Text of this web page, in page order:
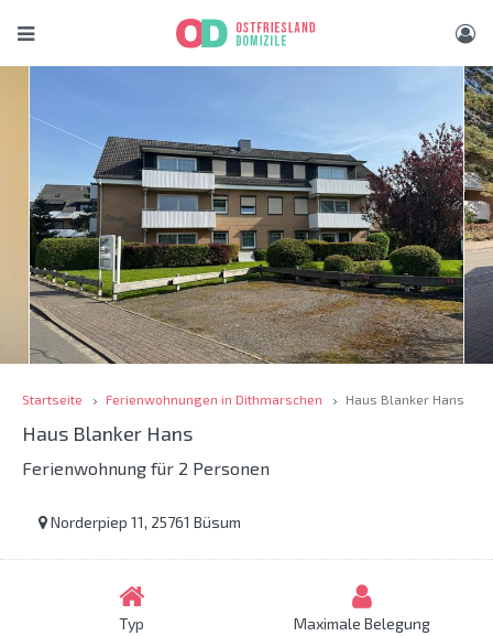
Startseite Ferienwohnungen in Dithmarschen Haus Blanker Hans
Haus Blanker Hans
Ferienwohnung für 2 Personen
Norderpiep 11, 25761 Büsum
Typ
Maximale Belegung